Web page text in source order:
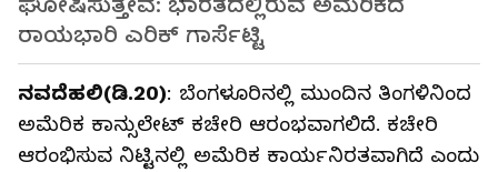
ಘೋಷಿಸುತ್ತೇವೆ: ಭಾರತದಲ್ಲಿರುವ ಅಮೆರಿಕದ
ರಾಯಭಾರಿ ಎರಿಕ್‌ ಗಾರ್ಸೆಟ್ಟಿ
ನವದೆಹಲಿ(ಡಿ.20): ಬೆಂಗಳೂರಿನಲ್ಲಿ ಮುಂದಿನ ತಿಂಗಳಿನಿಂದ
ಅಮೆರಿಕ ಕಾನ್ಸುಲೇಟ್ ಕಚೇರಿ ಆರಂಭವಾಗಲಿದೆ. ಕಚೇರಿ
ಆರಂಭಿಸುವ ನಿಟ್ಟಿನಲ್ಲಿ ಅಮೆರಿಕ ಕಾರ್ಯನಿರತವಾಗಿದೆ ಎಂದು